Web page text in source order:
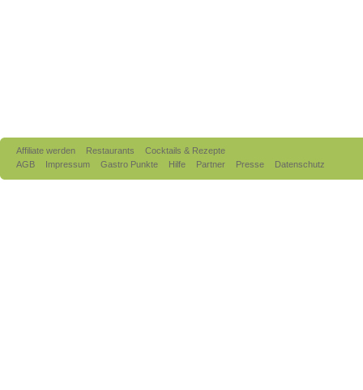
Affiliate werden Restaurants
Cocktails & Rezepte
AGB
Impressum Gastro Punkte Hilfe Partner Presse Datenschutz